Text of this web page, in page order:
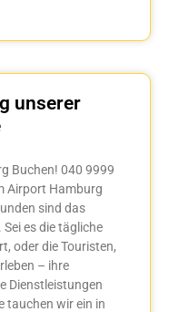
unserer
Buchen! 040 9999
Airport Hamburg
sind das
es die tägliche
oder die Touristen,
– ihre
Dienstleistungen
tauchen wir ein in